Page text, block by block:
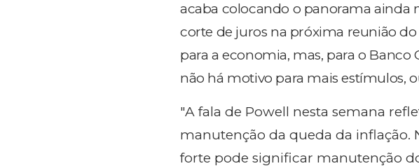
acaba colocando o panorama ainda
corte de juros na próxima reunião
para a economia, mas, para o Banco
não há motivo para mais estímulos,
"A fala de Powell nesta semana
manutenção da queda da inflação.
forte pode significar manutenção